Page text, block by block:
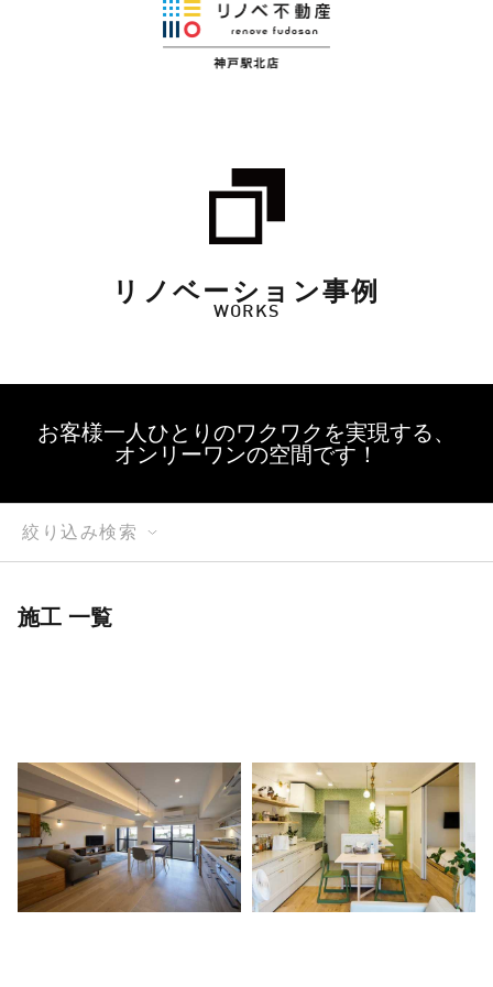
リノベーション事例
WORKS
お客様一人ひとりのワクワクを実現する、
オンリーワンの空間です！
絞り込み検索
施工 一覧